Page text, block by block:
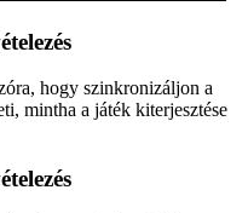
hogy szinkronizáljon a
mintha a játék kiterjesztése